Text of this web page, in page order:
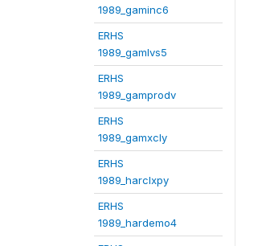
1989_gaminc6
ERHS
1989_gamlvs5
ERHS
1989_gamprodv
ERHS
1989_gamxcly
ERHS
1989_harclxpy
ERHS
1989_hardemo4